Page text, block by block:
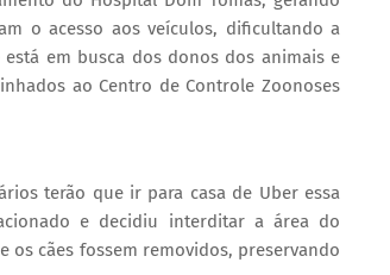
o acesso aos veículos, dificultando a
em busca dos donos dos animais e
ao Centro de Controle Zoonoses
terão que ir para casa de Uber essa
e decidiu interditar a área do
os cães fossem removidos, preservando